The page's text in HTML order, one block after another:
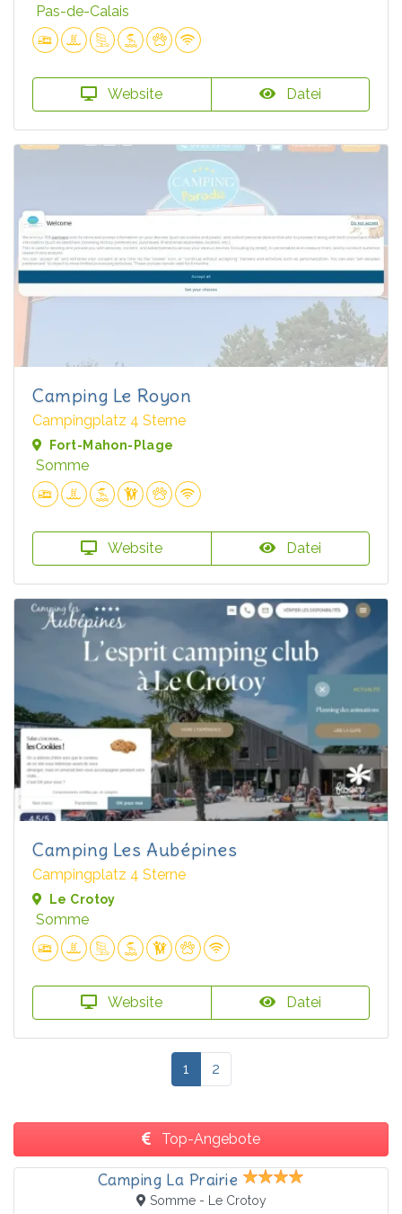
Pas-de-Calais
Website Datei
Camping Le Royon
Campingplatz 4 Sterne
Fort-Mahon-Plage
Somme
Website Datei
Camping Les Aubépines
Campingplatz 4 Sterne
Le Crotoy
Somme
Website Datei
1 2
Top-Angebote
Camping La Prairie
Somme - Le Crotoy